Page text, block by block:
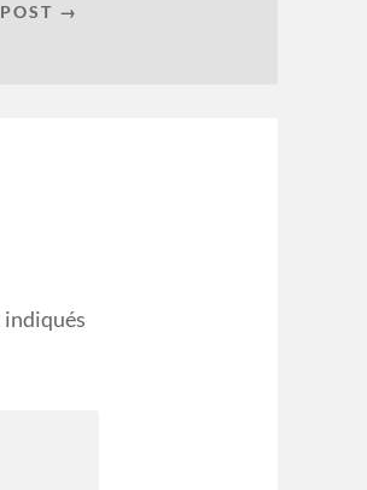
→
indiqués